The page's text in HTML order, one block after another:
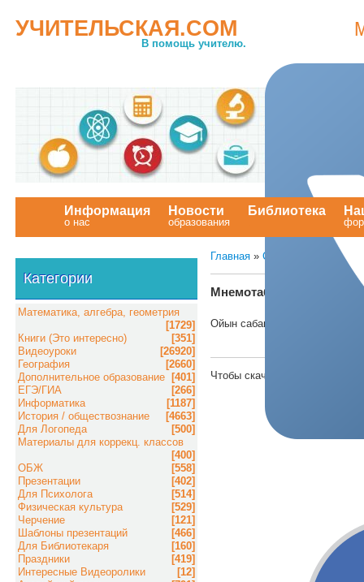
УЧИТЕЛЬСКАЯ.COM
В помощь учителю.
Информация
о нас
Новости
образования
Библиотека
Главная » Статьи
Мнемотаблица
Ойын сабақ. Мнемотаблица
Чтобы скачать материал,
Категории
Математика, алгебра, геометрия
[1729]
Книги (Это интересно)
[351]
Видеоуроки
[26920]
География
[2660]
Дополнительное образование
[401]
ЕГЭ/ГИА
[266]
Информатика
[1187]
История / обществознание
[4663]
Для Логопеда
[500]
Материалы для коррекц. классов
[400]
ОБЖ
[558]
Презентации
[402]
Для Психолога
[514]
Физическая культура
[529]
Черчение
[121]
Шаблоны презентаций
[466]
Для Библиотекаря
[160]
Праздники
[419]
Интересные Видеоролики
[12]